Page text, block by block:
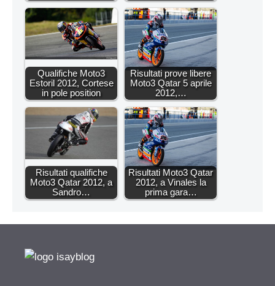
Qualifiche Moto3
Estoril 2012, Cortese
in pole position
Risultati prove libere
Moto3 Qatar 5 aprile
2012,…
Risultati qualifiche
Moto3 Qatar 2012, a
Sandro…
Risultati Moto3 Qatar
2012, a Vinales la
prima gara…